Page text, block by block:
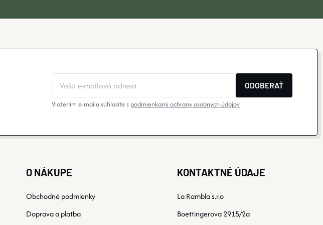
ODOBERAŤ
Vložením e-mailu súhlasíte s podmienkami ochrany osobných údajov
O NÁKUPE
Obchodné podmienky
Doprava a platba
KONTAKTNÉ ÚDAJE
La Rambla s.r.o
Boettingerova 2915/2a